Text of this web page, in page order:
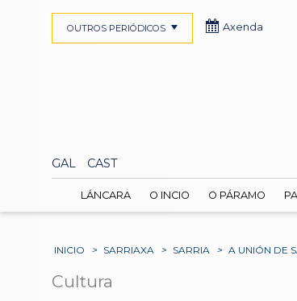
GAL CAST
OUTROS PERIÓDICOS Axenda
LÁNCARA O INCIO O PÁRAMO
INICIO > SARRIAXA > SARRIA > A UNIÓN DE
Cultura